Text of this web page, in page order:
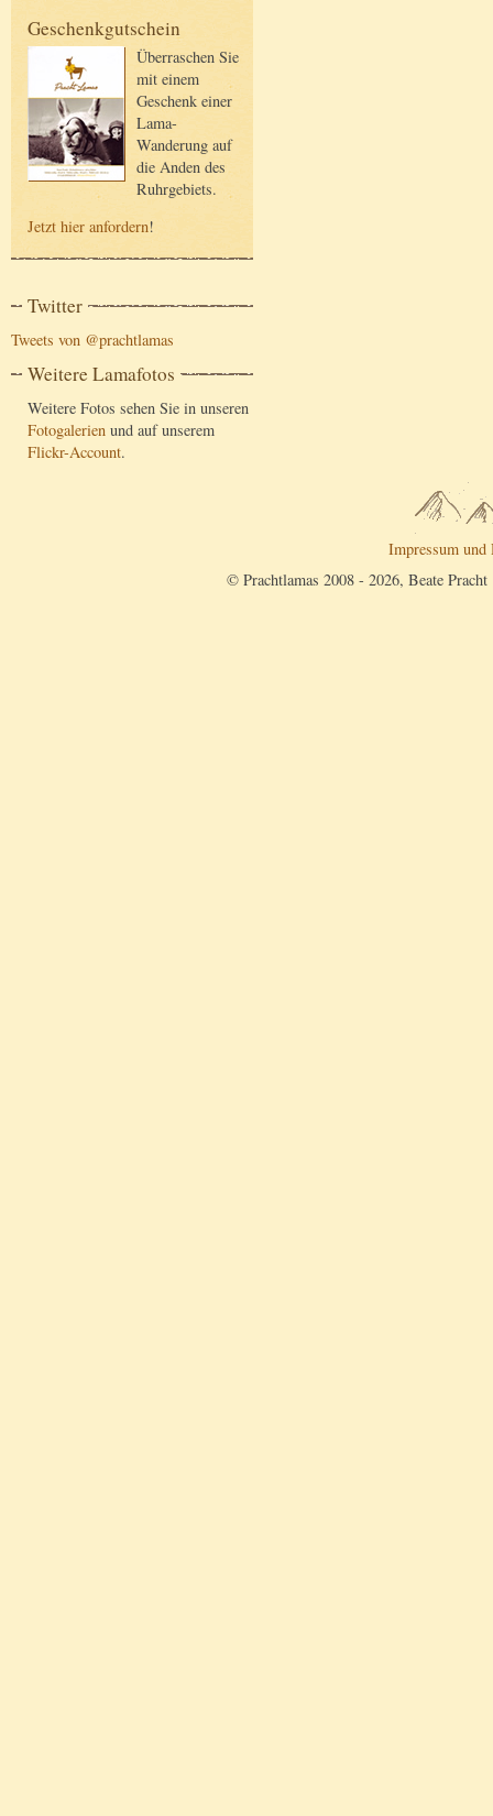
Geschenkgutschein
Überraschen Sie
mit einem
Geschenk einer
Lama-
Wanderung auf
die Anden des
Ruhrgebiets.
Jetzt hier anfordern!
Twitter
Tweets von @prachtlamas
Weitere Lamafotos
Weitere Fotos sehen Sie in unseren
Fotogalerien und auf unserem
Flickr-Account.
Impressum und
© Prachtlamas 2008 - 2026, Beate Pracht